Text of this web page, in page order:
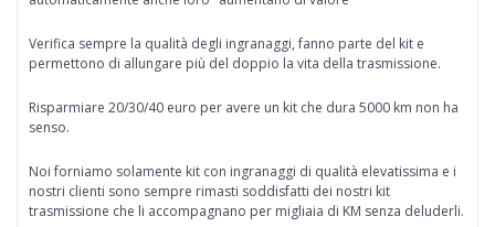
Verifica sempre la qualità degli ingranaggi, fanno parte del kit e
permettono di allungare più del doppio la vita della trasmissione.
Risparmiare 20/30/40 euro per avere un kit che dura 5000 km non ha
senso.
Noi forniamo solamente kit con ingranaggi di qualità elevatissima e i
nostri clienti sono sempre rimasti soddisfatti dei nostri kit
trasmissione che li accompagnano per migliaia di KM senza deluderli.